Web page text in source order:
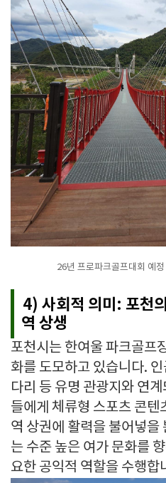
26년 프로파크골프대회 예
4) 사회적 의미: 포천
역 상생
포천시는 한여울 파크골프
화를 도모하고 있습니다.
다리 등 유명 관광지와 연
들에게 체류형 스포츠 콘텐
역 상권에 활력을 불어넣을
는 수준 높은 여가 문화를
요한 공익적 역할을 수행합